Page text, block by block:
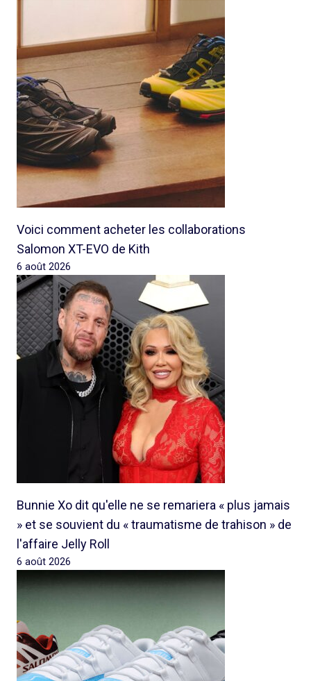
Voici comment acheter les collaborations
Salomon XT-EVO de Kith
6 août 2026
Bunnie Xo dit qu'elle ne se remariera « plus jamais
» et se souvient du « traumatisme de trahison » de
l'affaire Jelly Roll
6 août 2026